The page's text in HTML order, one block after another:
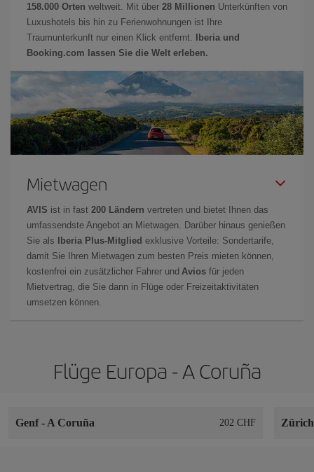
158.000 Orten weltweit. Mit über 28 Millionen Unterkünften von
Luxushotels bis hin zu Ferienwohnungen ist Ihre
Traumunterkunft nur einen Klick entfernt.
Iberia und
Booking.com lassen Sie die Welt erleben.
Mietwagen
AVIS ist in fast 200 Ländern vertreten und bietet Ihnen das
umfassendste Angebot an Mietwagen. Darüber hinaus genießen
Sie als
Iberia Plus-Mitglied exklusive Vorteile: Sondertarife,
damit Sie Ihren Mietwagen zum besten Preis mieten können,
kostenfrei ein zusätzlicher Fahrer und Avios für jeden
Mietvertrag, die Sie dann in Flüge oder Freizeitaktivitäten
umsetzen können.
Flüge Europa - A Coruña
Genf- A Coruña 202 CHF